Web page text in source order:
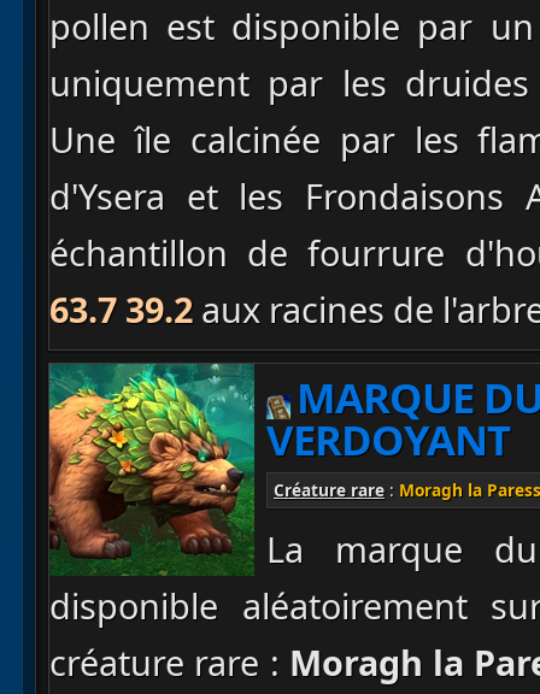
pollen est disponible par
uniquement par les
Une île calcinée par les
d'Ysera et les
échantillon de fourrure
63.7 39.2 aux racines de
MARQUE
VERDOYANT
Créature rare : Moragh la
La marque
disponible aléatoirement
créature rare : Moragh la